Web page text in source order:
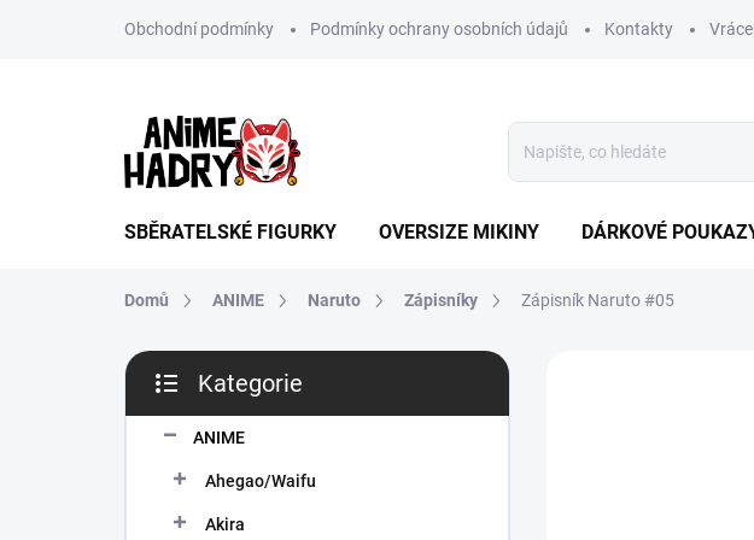
Obchodní podmínky Podmínky ochrany osobních údajů Kontakty
SBĚRATELSKÉ FIGURKY OVERSIZE MIKINY DÁRKOVÉ
Domů ANIME Naruto Zápisníky Zápisník Naruto #05
P
s
kategorie
Kategorie
ANIME
Ahegao/Waifu
Akira